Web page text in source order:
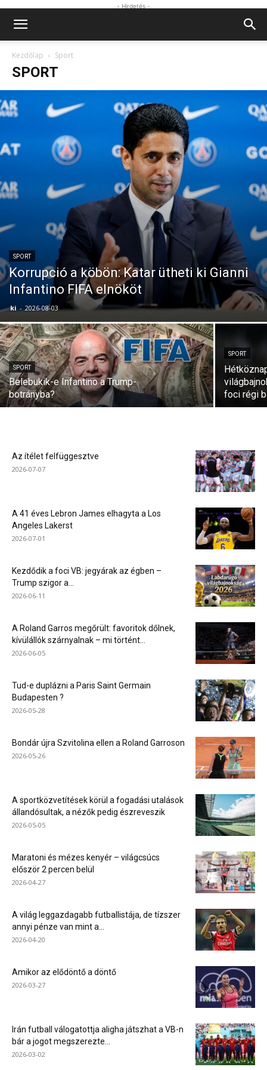
- Hirdetés -
Kezdőlap Sport
SPORT
SPORT
Korrupció a köbön: Katar ütheti ki Gianni
Infantino FIFA elnököt
ki - 2026-08-03
SPORT
Belebukik-e Infantino a Trump-
botrányba?
SPORT
foci régi
Az ítélet felfüggesztve
2026-07-07
A 41 éves Lebron James elhagyta a Los
Angeles Lakerst
2026-07-01
Kezdődik a foci VB: jegyárak az égben –
Trump szigor a...
2026-06-11
A Roland Garros megőrült: favoritok dőlnek,
kívülállók szárnyalnak – mi történt...
2026-06-05
Tud-e duplázni a Paris Saint Germain
Budapesten ?
2026-05-28
Bondár újra Szvitolina ellen a Roland Garroson
2026-05-26
A sportközvetítések körül a fogadási utalások
állandósultak, a nézők pedig észreveszik
2026-05-05
Maratoni és mézes kenyér – világcsúcs
először 2 percen belül
2026-04-27
A világ leggazdagabb futballistája, de tízszer
annyi pénze van mint a...
2026-04-20
Amikor az elődöntő a döntő
2026-03-27
Irán futball válogatottja aligha játszhat a VB-n
bár a jogot megszerezte...
2026-03-02